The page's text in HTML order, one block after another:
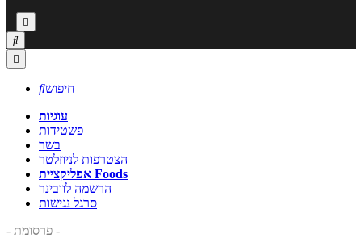



חיפוש
עוגיות
פשטידות
בשר
הצטרפות לניוזלטר
אפליקציית Foods
הרשמה לוובינר
סרגל נגישות
- פרסומת -